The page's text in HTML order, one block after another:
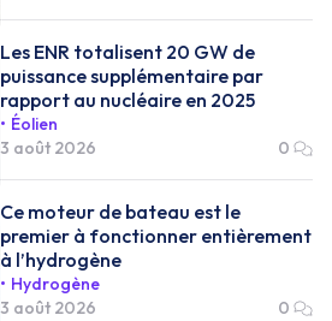
Les ENR totalisent 20 GW de
puissance supplémentaire par
rapport au nucléaire en 2025
Éolien
3 août 2026
0
Ce moteur de bateau est le
premier à fonctionner entièrement
à l’hydrogène
Hydrogène
3 août 2026
0